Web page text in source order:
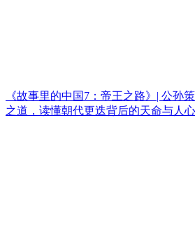
《故事里的中国7：帝王之路》| 公孙
之道，读懂朝代更迭背后的天命与人心